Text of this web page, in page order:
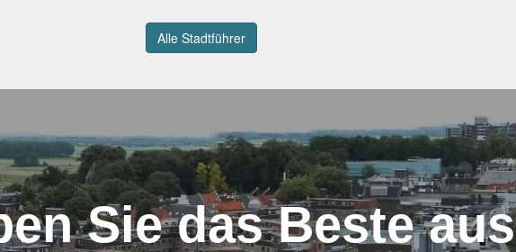
Alle Stadtführer
Sie das Beste aus